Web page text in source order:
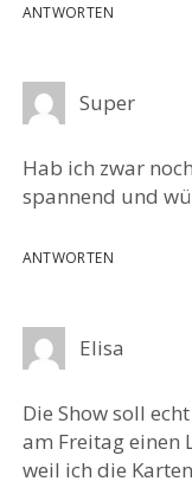
ANTWORTEN
Super
Hab ich zwar
spannend und
ANTWORTEN
Elisa
Die Show soll
am Freitag einen
weil ich die